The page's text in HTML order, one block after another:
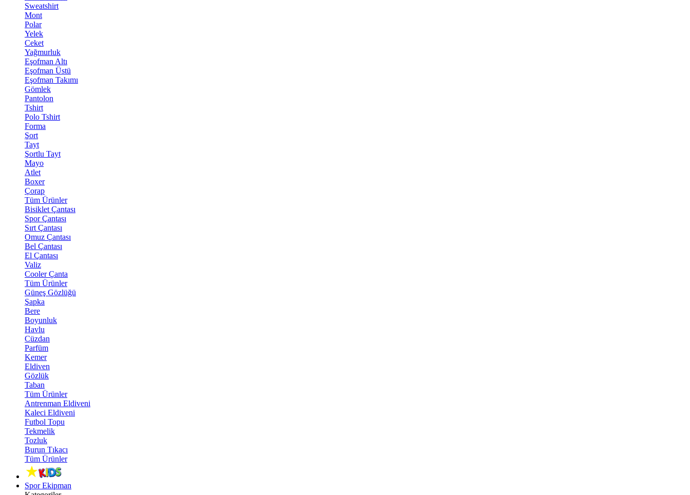
Sweatshirt
Mont
Polar
Yelek
Ceket
Yağmurluk
Eşofman Altı
Eşofman Üstü
Eşofman Takımı
Gömlek
Pantolon
Tshirt
Polo Tshirt
Forma
Şort
Tayt
Şortlu Tayt
Mayo
Atlet
Boxer
Çorap
Tüm Ürünler
Bisiklet Çantası
Spor Çantası
Sırt Çantası
Omuz Çantası
Bel Çantası
El Çantası
Valiz
Cooler Çanta
Tüm Ürünler
Güneş Gözlüğü
Şapka
Bere
Boyunluk
Havlu
Cüzdan
Parfüm
Kemer
Eldiven
Gözlük
Taban
Tüm Ürünler
Antrenman Eldiveni
Kaleci Eldiveni
Futbol Topu
Tekmelik
Tozluk
Burun Tıkacı
Tüm Ürünler
Spor Ekipman